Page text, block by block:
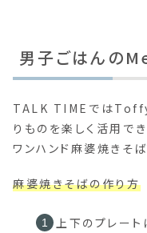
男子ごはんの
TALK TIMEではToffy
りものを楽しく活用で
ワンハンド麻婆焼きそ
麻婆焼きそばの作り方
上下のプレー